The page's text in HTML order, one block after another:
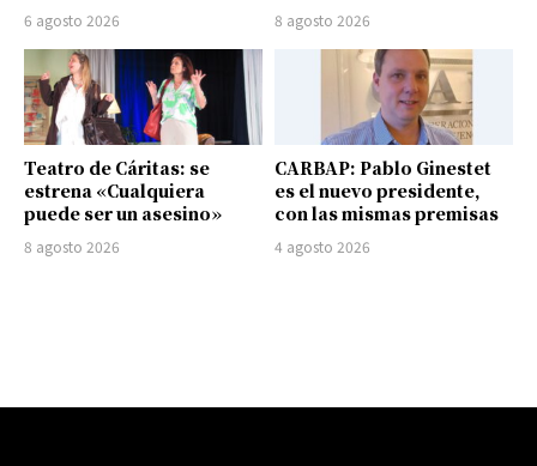
6 agosto 2026 8 agosto 2026
Teatro de Cáritas: se
estrena «Cualquiera
puede ser un asesino»
8 agosto 2026
CARBAP: Pablo Ginestet
es el nuevo presidente,
con las mismas premisas
4 agosto 2026